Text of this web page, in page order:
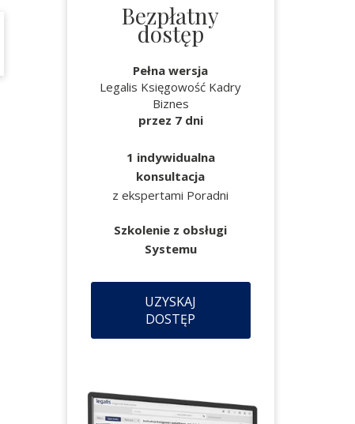
Bezpłatny
dostęp
Pełna wersja
Legalis Księgowość Kadry
Biznes
przez 7 dni
1 indywidualna
konsultacja
z ekspertami Poradni
Szkolenie z obsługi
Systemu
UZYSKAJ
DOSTĘP